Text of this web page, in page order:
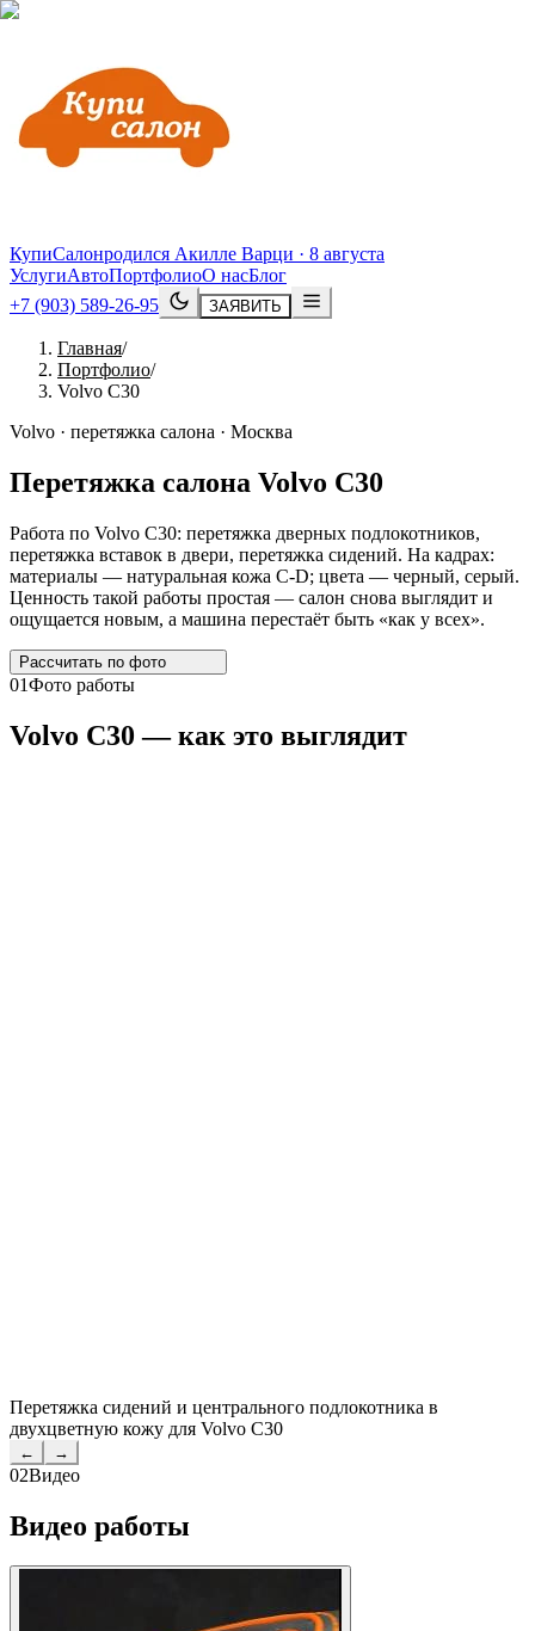
КупиСалонродился Акилле Варци · 8 августа
УслугиАвтоПортфолиоО насБлог
+7 (903) 589-26-95
ЗАЯВИТЬ
Главная/
Портфолио/
Volvo C30
Volvo · перетяжка салона · Москва
Перетяжка салона Volvo C30
Работа по Volvo C30: перетяжка дверных подлокотников,
перетяжка вставок в двери, перетяжка сидений. На кадрах:
материалы — натуральная кожа C-D; цвета — черный, серый.
Ценность такой работы простая — салон снова выглядит и
ощущается новым, а машина перестаёт быть «как у всех».
Рассчитать по фото
01Фото работы
Volvo C30 — как это выглядит
Перетяжка сидений и центрального подлокотника в
двухцветную кожу для Volvo C30
← →
02Видео
Видео работы